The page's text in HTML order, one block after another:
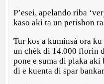
P’esei, apelando riba
kaso aki ta un petishon
Tur kos a kuminsá ora
un chèk di 14.000 florin
pone e suma di plaka
di e kuenta di spar